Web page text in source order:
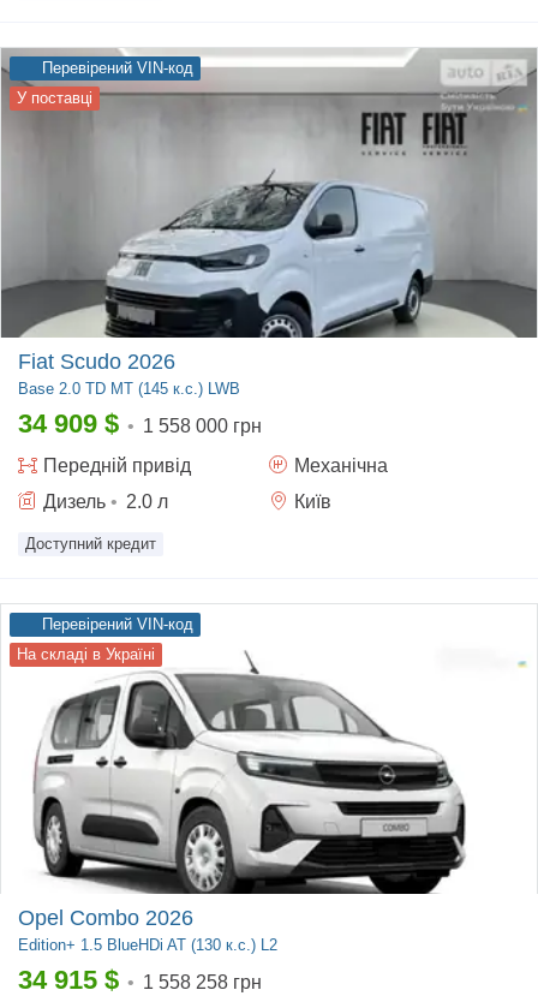
Перевірений VIN-код
У поставці
Fiat Scudo 2026
Base 2.0 TD MT (145 к.с.) LWB
34 909 $ • 1 558 000 грн
Передній привід
Механічна
Дизель • 2.0 л Київ
Доступний кредит
Перевірений VIN-код
На складі в Україні
Opel Combo 2026
Edition+ 1.5 BlueHDi AT (130 к.с.) L2
34 915 $ • 1 558 258 грн